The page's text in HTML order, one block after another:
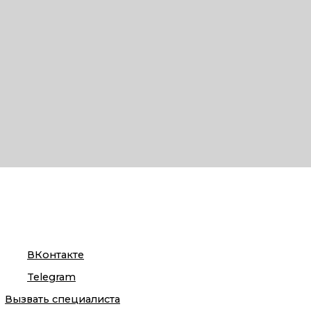
ВКонтакте
Telegram
Вызвать специалиста